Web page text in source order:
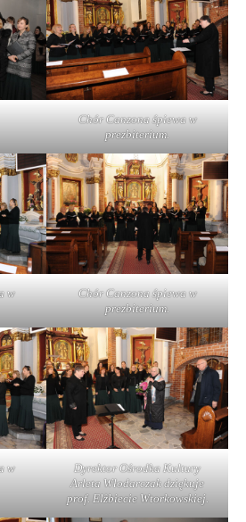
Chór Canzona śpiewa w
prezbiterium.
w
Chór Canzona śpiewa w
prezbiterium.
w
Dyrektor Ośrodka Kultury
Arleta Włodarczak dziękuje
prof. Elżbiecie Wtorkowskiej.